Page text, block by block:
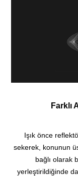
Farklı
Işık önce
sekerek, konunun
bağlı olarak
yerleştirildiğinde